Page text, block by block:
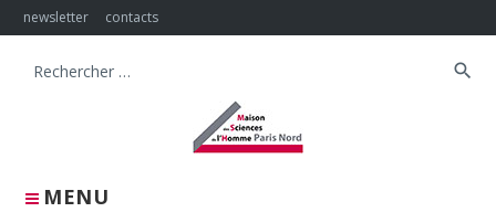
Skip
to
newsletter contacts
MENU
Search
search